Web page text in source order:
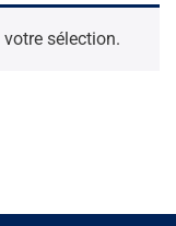
sélection.